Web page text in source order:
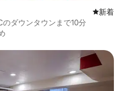
新しい宿
新着
ダウンタウンまで10分